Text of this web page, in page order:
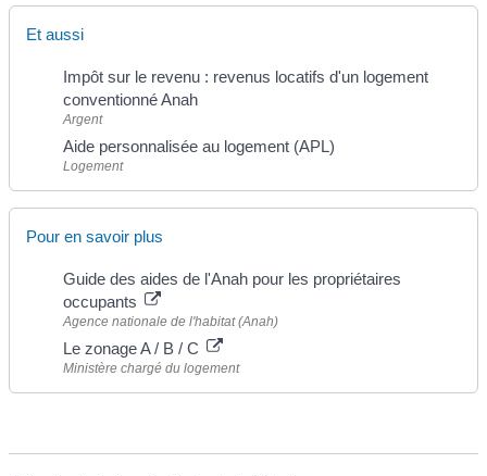
Et aussi
Impôt sur le revenu : revenus locatifs d'un logement
conventionné Anah
Argent
Aide personnalisée au logement (APL)
Logement
Pour en savoir plus
Guide des aides de l'Anah pour les propriétaires
occupants
Agence nationale de l'habitat (Anah)
Le zonage A / B / C
Ministère chargé du logement